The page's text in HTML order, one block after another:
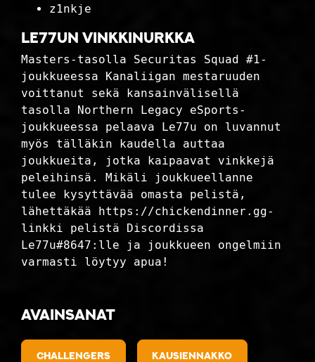
z1nkje
Le77un vinkkinurkka
Masters-tasolla Securitas Squad #1-
joukkueessa Kanaliigan mestaruuden
voittanut sekä kansainvälisellä
tasolla Northern Legacy eSports-
joukkueessa pelaava Le77u on luvannut
myös tälläkin kaudella auttaa
joukkueita, jotka kaipaavat vinkkejä
peleihinsä. Mikäli joukkueellanne
tulee kysyttävää omasta pelistä,
lähettäkää https://chickendinner.gg-
linkki pelistä Discordissa
Le77u#8647:lle ja joukkueen ongelmiin
varmasti löytyy apua!
Avainsanat
Challengers Kausiennakko